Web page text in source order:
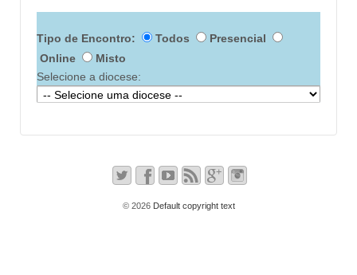
Tipo de Encontro: Todos
Presencial
Online
Misto
Selecione a diocese:
© 2026Default copyright text